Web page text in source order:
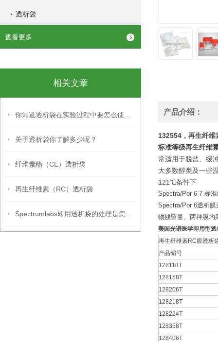
透析袋
查看更多
相关文章
关于透析袋你了解多少呢？
纤维素酯（CE）透析袋
再生纤维素（RC）透析袋
产品介绍：
132554，再生纤
标准等级再生纤维
常适用于脱盐、缓
大多数醇类及一些
121℃条件下
Spectra/Por 6-7 标
Spectra/Por 6透析
物残留量。两种膜均
美国光谱医学即用型透
再生纤维素RC膜透析
产品编号
128118T
128158T
128206T
128218T
128224T
128358T
128406T